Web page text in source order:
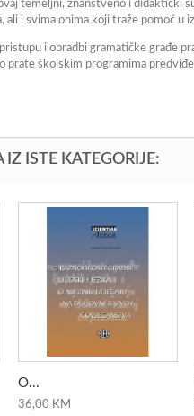
temeljni, znanstveno i didaktički
ali i svima onima koji traže pomoć u
i obradbi gramatičke građe
prate školskim programima
ISTE KATEGORIJE:
O...
36,00 KM